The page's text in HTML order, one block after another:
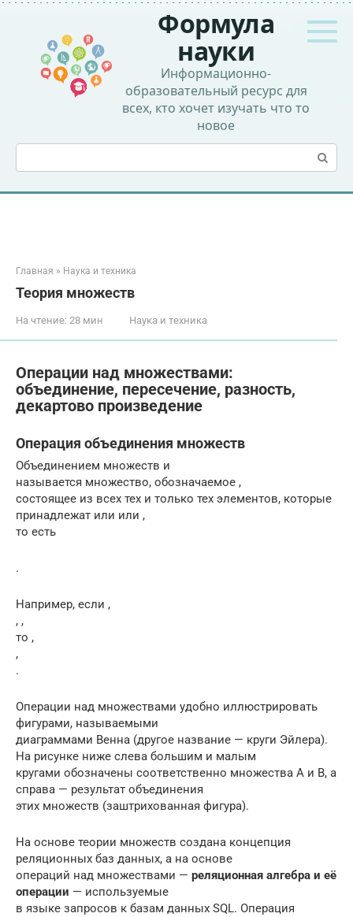
Перейти
контенту
Формула
науки
Информационно-
образовательный ресурс для
всех, кто хочет изучать что то
новое
Поиск:
Главная » Наука и техника
Теория множеств
На чтение: 28 мин Наука и техника
Операции над множествами:
объединение, пересечение, разность,
декартово произведение
Операция объединения множеств
Объединением множеств и
называется множество, обозначаемое ,
состоящее из всех тех и только тех элементов, которые
принадлежат или или ,
то есть
.
Например, если ,
, ,
то ,
,
.
Операции над множествами удобно иллюстрировать
фигурами, называемыми
диаграммами Венна (другое название — круги Эйлера).
На рисунке ниже слева большим и малым
кругами обозначены соответственно множества А и В, а
справа — результат объединения
этих множеств (заштрихованная фигура).
На основе теории множеств создана концепция
реляционных баз данных, а на основе
операций над множествами — реляционная алгебра и её
операции — используемые
в языке запросов к базам данных SQL. Операция